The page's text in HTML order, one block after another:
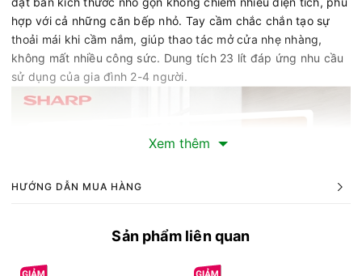
hợp với cả những căn bếp nhỏ. Tay cầm chắc chắn tạo sự
thoải mái khi cầm nắm, giúp thao tác mở cửa nhẹ nhàng,
không mất nhiều công sức. Dung tích 23 lít đáp ứng nhu cầu
sử dụng của gia đình 2-4 người.
Xem thêm
HƯỚNG DẪN MUA HÀNG
Sản phẩm liên quan